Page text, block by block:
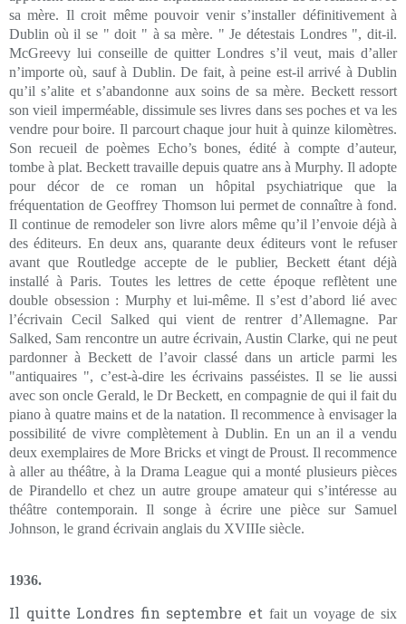
sa mère. Il croit même pouvoir venir s’installer définitivement à
Dublin où il se " doit " à sa mère. " Je détestais Londres ", dit-il.
McGreevy lui conseille de quitter Londres s’il veut, mais d’aller
n’importe où, sauf à Dublin. De fait, à peine est-il arrivé à Dublin
qu’il s’alite et s’abandonne aux soins de sa mère. Beckett ressort
son vieil imperméable, dissimule ses livres dans ses poches et va les
vendre pour boire. Il parcourt chaque jour huit à quinze kilomètres.
Son recueil de poèmes Echo’s bones, édité à compte d’auteur,
tombe à plat. Beckett travaille depuis quatre ans à Murphy. Il adopte
pour décor de ce roman un hôpital psychiatrique que la
fréquentation de Geoffrey Thomson lui permet de connaître à fond.
Il continue de remodeler son livre alors même qu’il l’envoie déjà à
des éditeurs. En deux ans, quarante deux éditeurs vont le refuser
avant que Routledge accepte de le publier, Beckett étant déjà
installé à Paris. Toutes les lettres de cette époque reflètent une
double obsession : Murphy et lui-même. Il s’est d’abord lié avec
l’écrivain Cecil Salked qui vient de rentrer d’Allemagne. Par
Salked, Sam rencontre un autre écrivain, Austin Clarke, qui ne peut
pardonner à Beckett de l’avoir classé dans un article parmi les
"antiquaires ", c’est-à-dire les écrivains passéistes. Il se lie aussi
avec son oncle Gerald, le Dr Beckett, en compagnie de qui il fait du
piano à quatre mains et de la natation. Il recommence à envisager la
possibilité de vivre complètement à Dublin. En un an il a vendu
deux exemplaires de More Bricks et vingt de Proust. Il recommence
à aller au théâtre, à la Drama League qui a monté plusieurs pièces
de Pirandello et chez un autre groupe amateur qui s’intéresse au
théâtre contemporain. Il songe à écrire une pièce sur Samuel
Johnson, le grand écrivain anglais du XVIIIe siècle.
1936.
Il quitte Londres fin septembre et fait un voyage de six